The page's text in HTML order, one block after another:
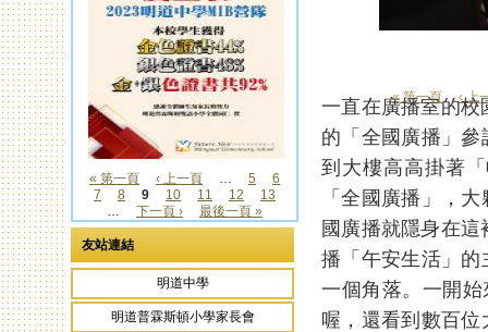
頁面
« 第一頁 ‹ 上一頁 … 5
6
7
8 9 10 11 12
13
…
下一頁 › 最後一頁 »
友站連結
明道中學
明道普霖斯頓小學家長會
頁面
« 第一頁 ‹ 上
一直在廣播室的校
的「全國廣播」
到大樓高高掛著
「全國廣播」，
國廣播就隱身在
播「午安生活」
一個角落。一開
喔，還看到數百